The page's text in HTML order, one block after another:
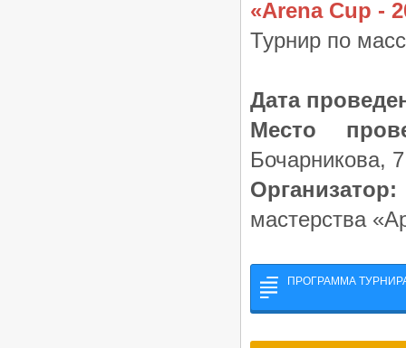
«Arena Cup -
Турнир по
Дата
Место
Организатор:
мастерства
ПРОГРАММА ТУРНИРА